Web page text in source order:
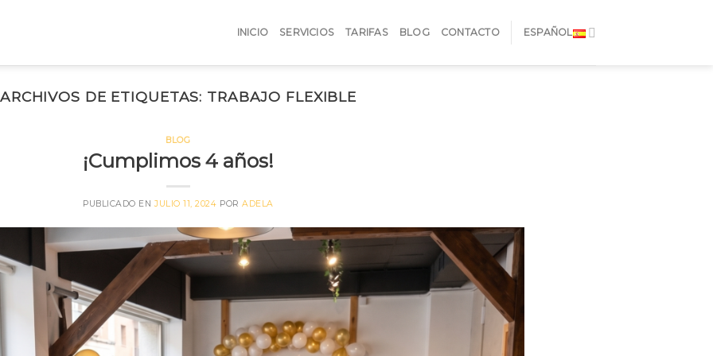
INICIO SERVICIOS TARIFAS BLOG CONTACTO ESPAÑOL
ARCHIVOS DE ETIQUETAS: TRABAJO FLEXIBLE
BLOG
¡Cumplimos 4 años!
PUBLICADO ENJULIO 11, 2024 PORADELA